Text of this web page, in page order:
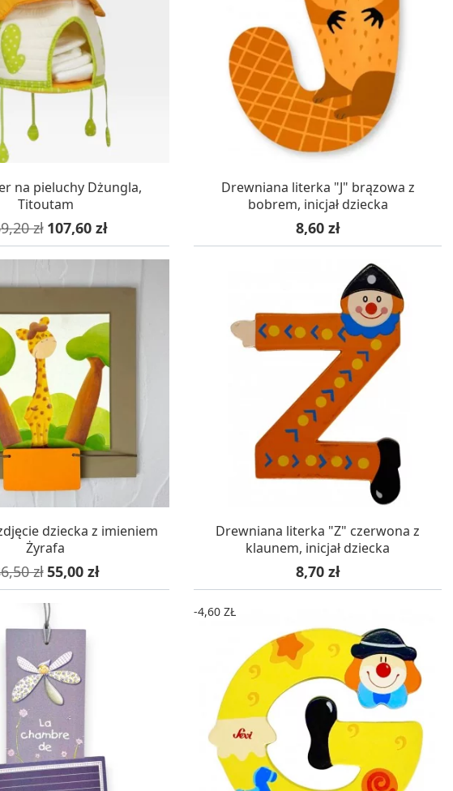
na pieluchy Dżungla,
Titoutam
podstawowa
zł Cena
107,60 zł
Drewniana literka "J" brązowa z
bobrem, inicjał dziecka
Cena
8,60 zł
dziecka z imieniem
Żyrafa
podstawowa
złCena
55,00 zł
Drewniana literka "Z" czerwona z
klaunem, inicjał dziecka
Cena
8,70 zł
-4,60 ZŁ